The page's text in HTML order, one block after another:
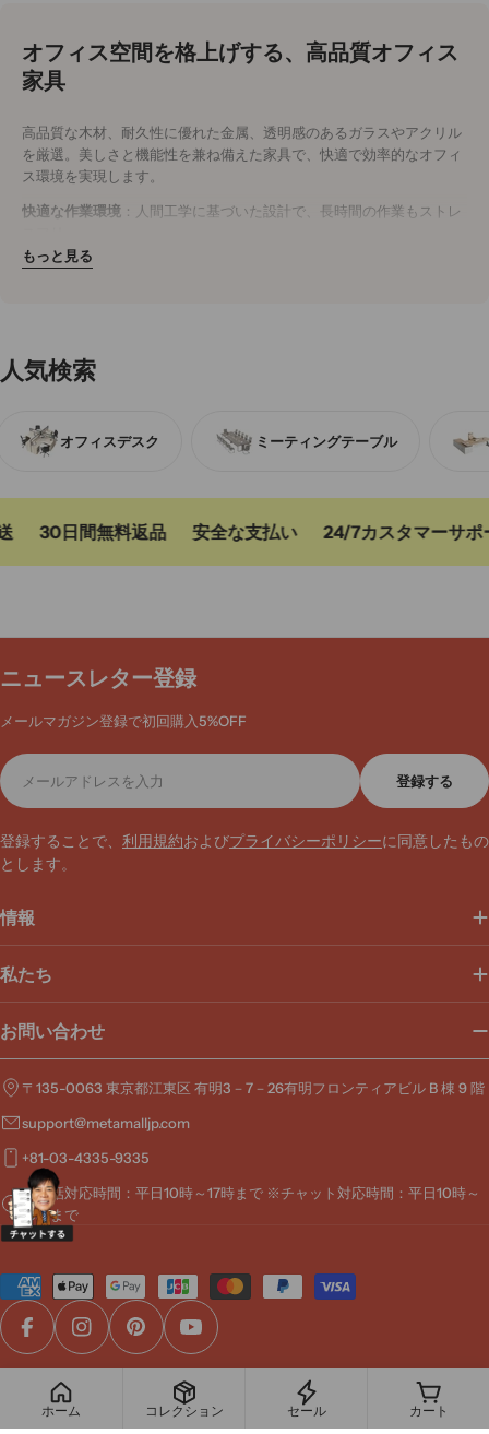
オフィス空間を格上げする、高品質オフィス
家具
高品質な木材、耐久性に優れた金属、透明感のあるガラスやアクリル
を厳選。美しさと機能性を兼ね備えた家具で、快適で効率的なオフィ
ス環境を実現します。
快適な作業環境 ：人間工学に基づいた設計で、長時間の作業もストレ
耐久性抜群
効率性と美観を両立させたオフィス家具で、社員の作業効率と快適性
を向上。
今すぐ購入 して、理想のオフィス空間を手に入れましょう。
もっと見る
人気検索
オフィスデスク ミーティングテーブル
30日間無料返品 安全な支払い 24/7カスタマーサポー
ニュースレター登録
メールマガジン登録で初回購入5%OFF
メ
ー
ル
ド
レ
登録する
登録することで、 利用規約およびプライバシーポリシーに同意したもの
とします。
情報
私たち
お問い合わせ
〒135-0063 東京都江東区 有明3－7－26有明フロンティアビル B 棟 9 階
support@metamalljp.com
+81-03-4335-9335
※電話対応時間：平日10時～17時まで ※チャット対応時間：平日10時～
19時まで
支
払
い
方
FacebookInstagramPinterest YouTube
© 2026MetaMall
ホーム コレクション セール カート